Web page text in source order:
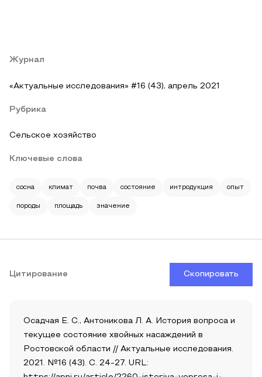
Журнал
«Актуальные исследования» #16 (43), апрель 2021
Рубрика
Сельское хозяйство
Ключевые слова
сосна климат почва состояние интродукция опыт
породы площадь значение
Цитирование Скопировать
Осадчая Е. С., Антоникова Л. А. История вопроса и
текущее состояние хвойных насаждений в
Ростовской области // Актуальные исследования.
2021. №16 (43). С. 24-27. URL: